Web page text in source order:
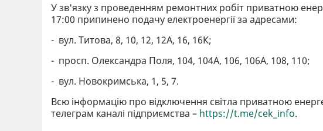
У зв'язку з проведенням ремонтних робіт приватною
17:00 припинено подачу електроенергії за адресами:
- вул. Титова, 8, 10, 12, 12А, 16, 16К;
- просп. Олександра Поля, 104, 104А, 106, 106А, 108, 110;
- вул. Новокримська, 1, 5, 7.
Всю інформацію про відключення світла приватною
телеграм каналі підприємства – https://t.me/cek_info.